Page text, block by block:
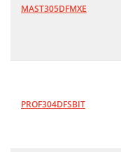
MAST305DFMXE
PROF304DFSBIT